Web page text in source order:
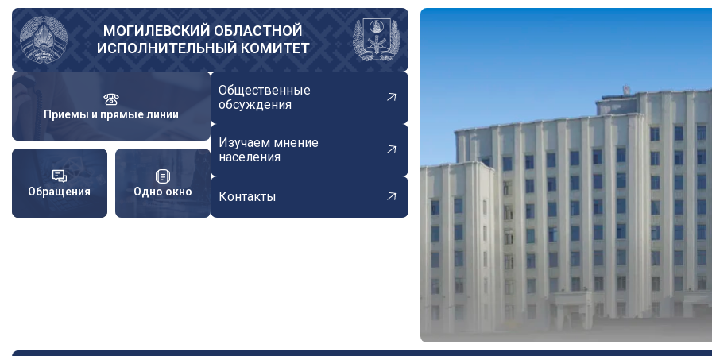
Перейти
основному
содержанию
МОГИЛЕВСКИЙ ОБЛАСТНОЙ
ИСПОЛНИТЕЛЬНЫЙ КОМИТЕТ
Приемы и прямые линии
Обращения Одно окно
Общественные
обсуждения
Изучаем мнение
населения
Контакты